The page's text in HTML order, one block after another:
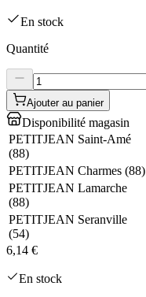
En stock
Quantité
Ajouter au panier
Disponibilité magasin
PETITJEAN Saint-Amé
(88)
PETITJEAN Charmes (88)
PETITJEAN Lamarche
(88)
PETITJEAN Seranville
(54)
6,14 €
En stock